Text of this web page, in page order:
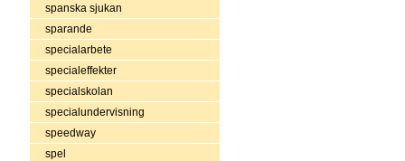
spanska sjukan
sparande
specialarbete
specialeffekter
specialskolan
specialundervisning
speedway
spel